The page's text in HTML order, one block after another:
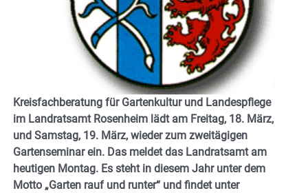
Kreisfachberatung für Gartenkultur und Landespflege
im Landratsamt Rosenheim lädt am Freitag, 18. März,
und Samstag, 19. März, wieder zum zweitägigen
Gartenseminar ein. Das meldet das Landratsamt am
heutigen Montag. Es steht in diesem Jahr unter dem
Motto „Garten rauf und runter“ und findet unter